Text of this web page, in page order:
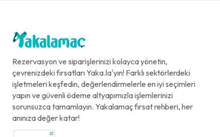
Rezervasyon ve siparişlerinizi kolayca yönetin,
çevrenizdeki fırsatları Yaka.la'yın! Farklı sektörlerdeki
işletmeleri keşfedin, değerlendirmelerle en iyi seçimleri
yapın ve güvenli ödeme altyapımızla işlemlerinizi
sorunsuzca tamamlayın. Yakalamaç fırsat rehberi, her
anınıza değer katar!